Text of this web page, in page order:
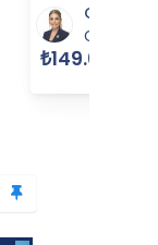
Canan
CB ART